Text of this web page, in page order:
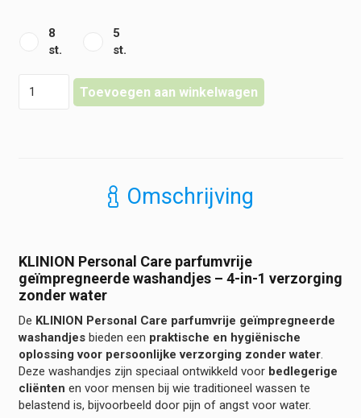
8
st.
5
st.
1
hoeveelheid
Toevoegen aan winkelwagen
Omschrijving
KLINION Personal Care parfumvrije
geïmpregneerde washandjes – 4-in-1 verzorging
zonder water
De KLINION Personal Care parfumvrije geïmpregneerde
washandjesbieden een praktische en hygiënische
oplossing voor persoonlijke verzorging zonder water.
Deze washandjes zijn speciaal ontwikkeld voor bedlegerige
cliënten en voor mensen bij wie traditioneel wassen te
belastend is, bijvoorbeeld door pijn of angst voor water.